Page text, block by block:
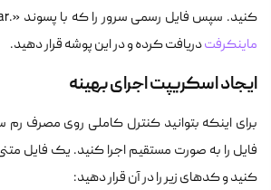
کنید. سپس فایل رسمی سرور را که با پسوند «.jar» است، از
ماینکرفتدریافت کرده و در این پوشه قرار دهید.
ایجاد اسکریپت اجرای بهینه
برای اینکه بتوانید کنترل کاملی روی مصرف رم
کنید و کدهای زیر را در آن قرار دهید: